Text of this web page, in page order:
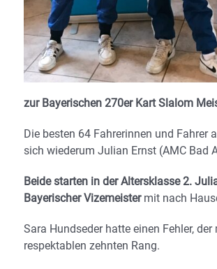
zur Bayerischen 270er Kart Slalom
Die besten 64 Fahrerinnen und Fahrer
sich wiederum Julian Ernst (AMC Bad
Beide starten in der Altersklasse 2.
Bayerischer Vizemeister mit nach
Sara Hundseder hatte einen Fehler,
respektablen zehnten Rang.